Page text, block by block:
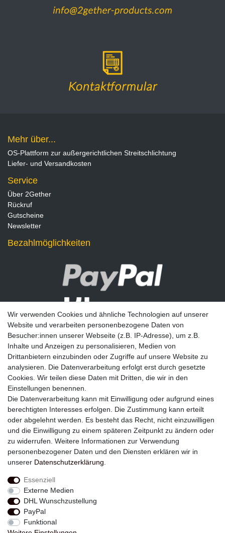
Mehr über...
OS-Plattform zur außergerichtlichen Streitschlichtung
Liefer- und Versandkosten
Service
Über 2Gether
Rückruf
Gutscheine
Newsletter
Bezahlmöglichkeiten
Newsletter
E-MAIL **
Einwilligung kann ich jederzeit widerrufen.**
Abonnieren
Widerrufs­recht Widerrufs­formular
Daten­schutz­erklärung
Wir verwenden Cookies und ähnliche Technologien auf unserer
Website und verarbeiten personenbezogene Daten von
Besucher:innen unserer Webseite (z.B. IP-Adresse), um z.B.
Inhalte und Anzeigen zu personalisieren, Medien von
Drittanbietern einzubinden oder Zugriffe auf unsere Website zu
analysieren. Die Datenverarbeitung erfolgt erst durch gesetzte
Cookies. Wir teilen diese Daten mit Dritten, die wir in den
Einstellungen benennen.
Die Datenverarbeitung kann mit Einwilligung oder aufgrund eines
berechtigten Interesses erfolgen. Die Zustimmung kann erteilt
oder abgelehnt werden. Es besteht das Recht, nicht einzuwilligen
und die Einwilligung zu einem späteren Zeitpunkt zu ändern oder
zu widerrufen. Weitere Informationen zur Verwendung
personenbezogener Daten und den Diensten erklären wir in
unserer Daten­schutz­erklärung
Essenziell
Externe Medien
DHL Wunschzustellung
PayPal
Funktional